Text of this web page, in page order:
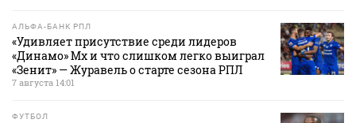
АЛЬФА-БАНК РПЛ
«Удивляет присутствие среди лидеров
«Динамо» Мх и что слишком легко выиграл
«Зенит» — Журавель о старте сезона РПЛ
7 августа 14:01
ФУТБОЛ